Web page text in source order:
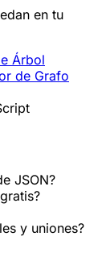
en tu
Árbol
de Grafo
JSON?
y uniones?